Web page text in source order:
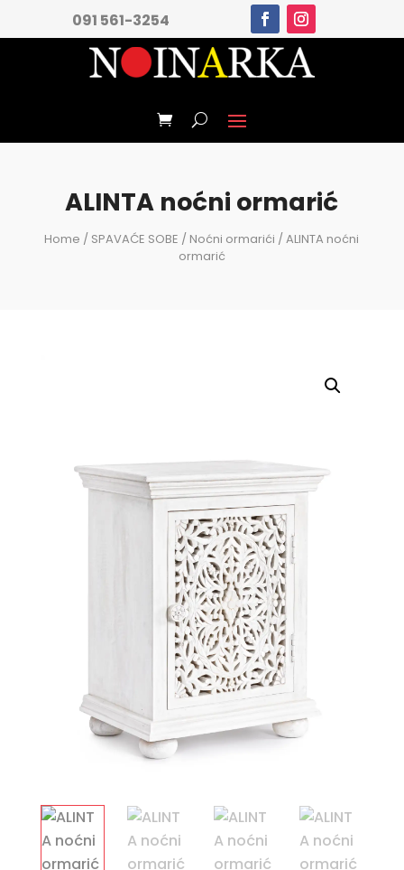
091 561-3254
ALINTA noćni ormarić
Home / SPAVAĆE SOBE / Noćni ormarići / ALINTA noćni
ormarić